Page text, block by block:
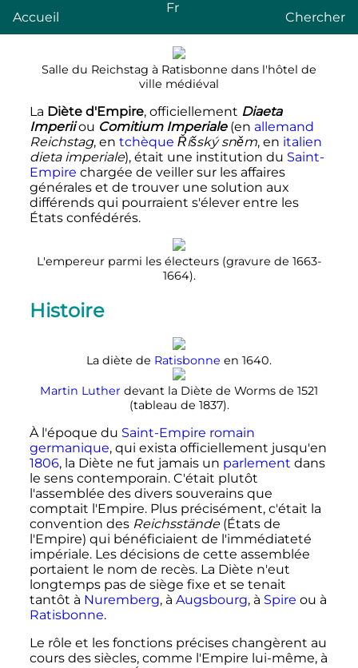
Accueil
Fr
Chercher
Salle du Reichstag à Ratisbonne dans l'hôtel de
ville médiéval
La Diète d'Empire, officiellement Diaeta
Imperiiou Comitium Imperiale(en allemand
Reichstag, en tchèque Říšský sněm, en italien
dieta imperiale), était une institution du Saint-
Empire chargée de veiller sur les affaires
générales et de trouver une solution aux
différends qui pourraient s'élever entre les
États confédérés.
L'empereur parmi les électeurs (gravure de 1663-
1664).
Histoire
La diète de Ratisbonne en 1640.
Martin Luther devant la Diète de Worms de 1521
(tableau de 1837).
À l'époque du Saint-Empire romain
germanique, qui exista officiellement jusqu'en
1806, la Diète ne fut jamais un parlement dans
le sens contemporain. C'était plutôt
l'assemblée des divers souverains que
comptait l'Empire. Plus précisément, c'était la
convention des Reichsstände(États de
l'Empire) qui bénéficiaient de l'immédiateté
impériale. Les décisions de cette assemblée
portaient le nom de recès. La Diète n'eut
longtemps pas de siège fixe et se tenait
tantôt à Nuremberg, à Augsbourg, à Spire ou à
Ratisbonne.
Le rôle et les fonctions précises changèrent au
cours des siècles, comme l'Empire lui-même, à